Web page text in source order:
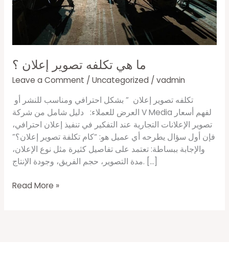
ما هي تكلفه تصوير إعلان ؟
Leave a Comment / Uncategorized / vadmin
العرض للعملاء: دليل شامل من شركة V Media لفهم أسعار
تصوير الإعلانات التجارية عند التفكير في تنفيذ إعلان احترافي،
فإن أول سؤال يطرحه أي عميل هو: “كام تكلفة تصوير إعلان؟”
والإجابة ببساطة: تعتمد على تفاصيل كثيرة مثل نوع الإعلان،
مدة التصوير، حجم الفريق، وجودة الإنتاج. […]
Read More »